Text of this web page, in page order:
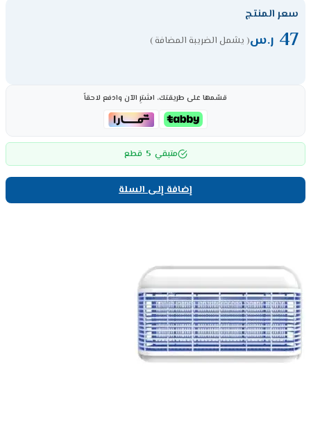
سعر المنتج
47 ر.س( يشمل الضريبة المضافة )
قسّمها على طريقتك، اشترِ الآن وادفع لاحقاً
متبقي 5 قطع
إضافة إلى السلة